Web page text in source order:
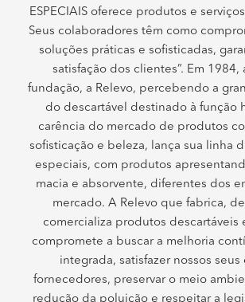
ESPECIAIS oferece produtos e
Seus colaboradores têm como
soluções práticas e sofisticadas,
satisfação dos clientes”. Em 1984,
fundação, a Relevo, percebendo a
do descartável destinado à função
carência do mercado de produtos
sofisticação e beleza, lança sua linha
especiais, com produtos
macia e absorvente, diferentes dos
mercado. A Relevo que fabrica,
comercializa produtos descartáveis
compromete a buscar a melhoria
integrada, satisfazer nossos seus
fornecedores, preservar o meio
redução da poluição e respeitar a